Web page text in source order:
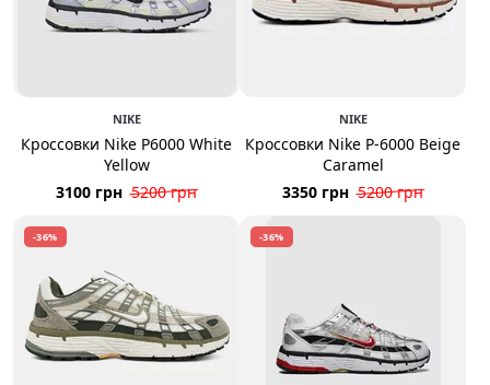
NIKE
Кроссовки Nike P6000 White
Yellow
3100 грн 5200 грн
NIKE
Кроссовки Nike P-6000 Beige
Caramel
3350 грн 5200 грн
-36% -36%